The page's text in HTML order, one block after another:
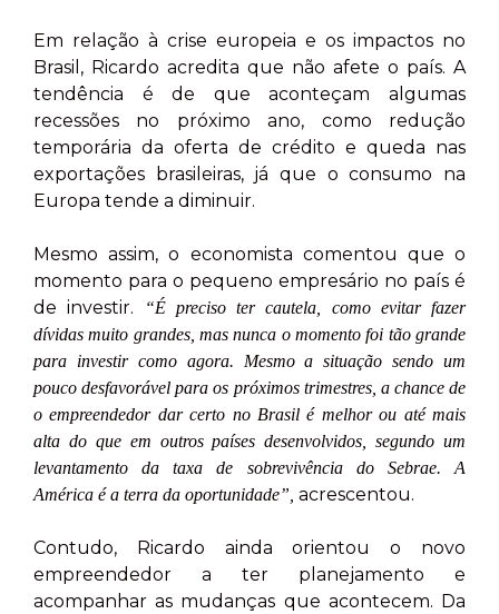
Em relação à crise europeia e os impactos no
Brasil, Ricardo acredita que não afete o país. A
tendência é de que aconteçam algumas
recessões no próximo ano, como redução
temporária da oferta de crédito e queda nas
exportações brasileiras, já que o consumo na
Europa tende a diminuir.
Mesmo assim, o economista comentou que o
momento para o pequeno empresário no país é
de investir.
“É preciso ter cautela, como evitar fazer
dívidas muito grandes, mas nunca o momento foi tão grande
para investir como agora. Mesmo a situação sendo um
pouco desfavorável para os próximos trimestres, a chance de
o empreendedor dar certo no Brasil é melhor ou até mais
alta do que em outros países desenvolvidos, segundo um
levantamento da taxa de sobrevivência do Sebrae. A
América é a terra da oportunidade”, acrescentou.
Contudo, Ricardo ainda orientou o novo
empreendedor a ter planejamento e
acompanhar as mudanças que acontecem. Da